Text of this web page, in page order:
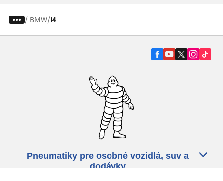
/ BMW i4
Pneumatiky pre osobné vozidlá, suv a
dodávky